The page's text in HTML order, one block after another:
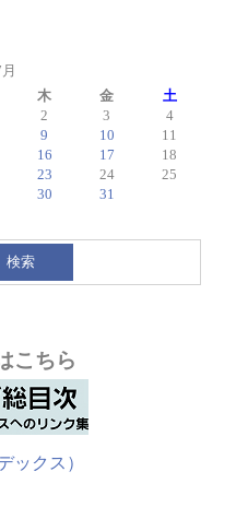
木 金
土
2 3
4
9 10
11
16 17
18
23 24
25
30 31
検索
こちら
ックス）